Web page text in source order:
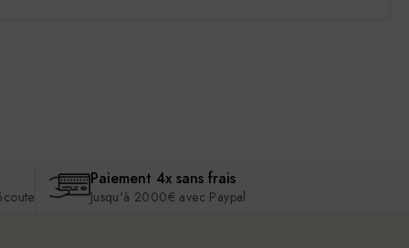
Paiement 4x sans frais
Jusqu'à 2000€ avec Paypal